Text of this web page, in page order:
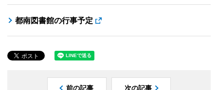
都南図書館の行事予定
前の記事 次の記事